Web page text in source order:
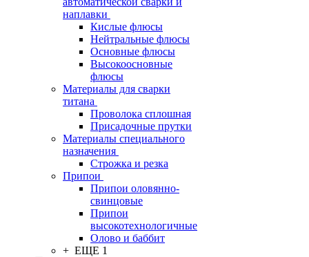
наплавки
Кислые флюсы
Нейтральные флюсы
Основные флюсы
Высокоосновные
флюсы
Материалы для сварки
титана
Проволока сплошная
Присадочные прутки
Материалы специального
назначения
Строжка и резка
Припои
Припои оловянно-
свинцовые
Припои
высокотехнологичные
Олово и баббит
+ ЕЩЕ 1